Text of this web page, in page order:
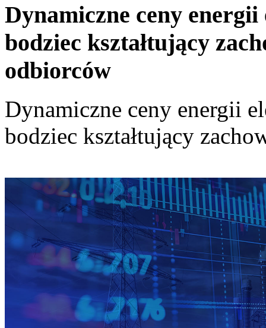
Dynamiczne ceny
bodziec kształtujący
odbiorców
Dynamiczne ceny energii
bodziec kształtujący